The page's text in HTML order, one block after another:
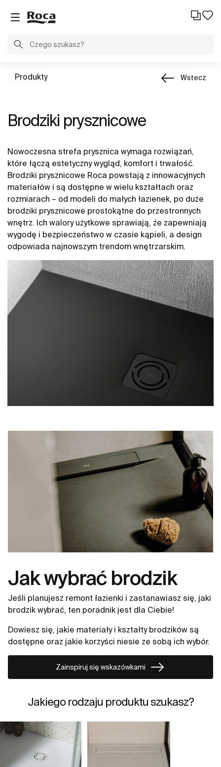
Produkty Wstecz
Brodziki prysznicowe
Nowoczesna strefa prysznica wymaga rozwiązań,
które łączą estetyczny wygląd, komfort i trwałość.
Brodziki prysznicowe Roca powstają z innowacyjnych
materiałów i są dostępne w wielu kształtach oraz
rozmiarach – od modeli do małych łazienek, po duże
brodziki prysznicowe prostokątne do przestronnych
wnętrz. Ich walory użytkowe sprawiają, że zapewniają
wygodę i bezpieczeństwo w czasie kąpieli, a design
odpowiada najnowszym trendom wnętrzarskim.
Jak wybrać brodzik
Jeśli planujesz remont łazienki i zastanawiasz się, jaki
brodzik wybrać, ten poradnik jest dla Ciebie!
Dowiesz się, jakie materiały i kształty brodzików są
dostępne oraz jakie korzyści niesie ze sobą ich wybór.
Zainspiruj się wskazówkami
Jakiego rodzaju produktu szukasz?